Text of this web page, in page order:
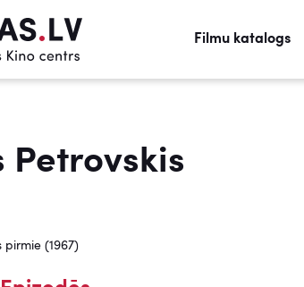
Filmu katalogs
Petrovskis
(1967)